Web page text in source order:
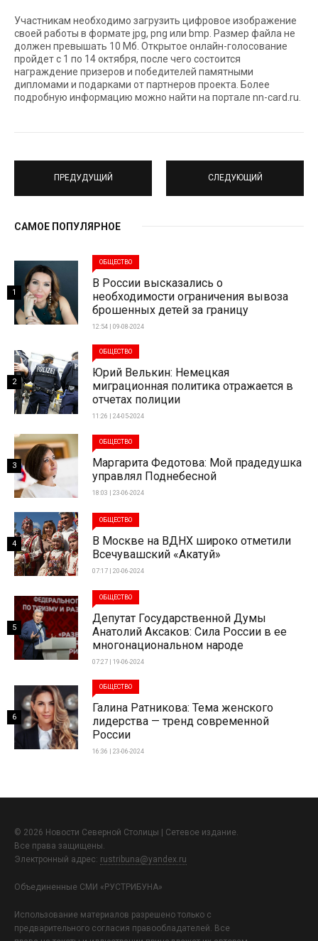
Участникам необходимо загрузить цифровое изображение
своей работы в формате jpg, png или bmp. Размер файла не
должен превышать 10 Мб. Открытое онлайн-голосование
пройдет с 1 по 14 октября, после чего состоится
награждение призеров и победителей памятными
дипломами и подарками от партнеров проекта. Более
подробную информацию можно найти на портале nn-card.ru.
ПРЕДУДУЩИЙ СЛЕДУЮЩИЙ
САМОЕ ПОПУЛЯРНОЕ
ОБЩЕСТВО
В России высказались о
необходимости ограничения вывоза
брошенных детей за границу
12:54 | 09-08-2024
1
ОБЩЕСТВО
Юрий Велькин: Немецкая
миграционная политика отражается в
отчетах полиции
11:26 | 24-05-2024
2
ОБЩЕСТВО
Маргарита Федотова: Мой прадедушка
управлял Поднебесной
18:03 | 23-06-2024
3
ОБЩЕСТВО
В Москве на ВДНХ широко отметили
Всечувашский «Акатуй»
07:17 | 20-06-2024
4
ОБЩЕСТВО
Депутат Государственной Думы
Анатолий Аксаков: Сила России в ее
многонациональном народе
07:27 | 19-06-2024
5
ОБЩЕСТВО
Галина Ратникова: Тема женского
лидерства — тренд современной
России
16:36 | 23-06-2024
6
© 2026 Новости Северной Столицы | Сетевое издание.
Все права защищены.
Электронный адрес: rustribuna@yandex.ru
Объединенные СМИ «РУСТРИБУНА»
Использование материалов разрешено только с
предварительного согласия правообладателей. Все